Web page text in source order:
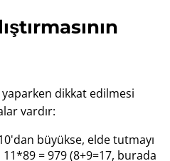
yaparken dikkat edilmesi
vardır:
büyükse, elde tutmayı
= 979 (8+9=17, burada